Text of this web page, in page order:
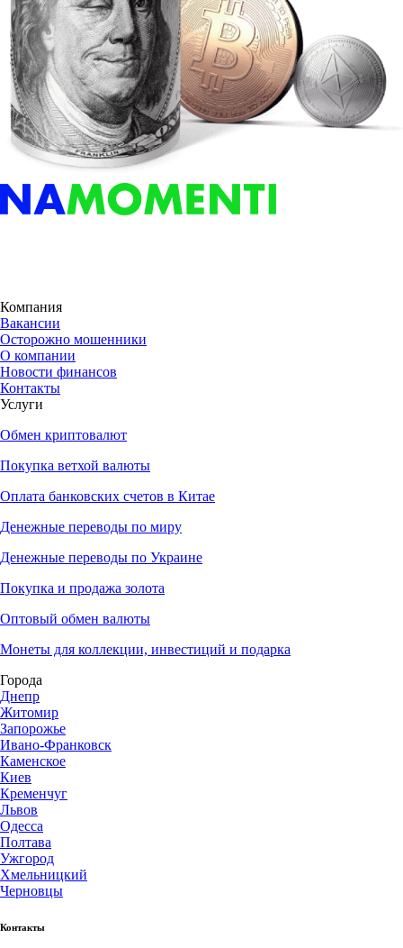
Компания
Вакансии
Осторожно мошенники
О компании
Новости финансов
Контакты
Услуги
Обмен криптовалют
Покупка ветхой валюты
Оплата банковских счетов в Китае
Денежные переводы по миру
Денежные переводы по Украине
Покупка и продажа золота
Оптовый обмен валюты
Монеты для коллекции, инвестиций и подарка
Города
Днепр
Житомир
Запорожье
Ивано-Франковск
Каменское
Киев
Кременчуг
Львов
Одесса
Полтава
Ужгород
Хмельницкий
Черновцы
Контакты